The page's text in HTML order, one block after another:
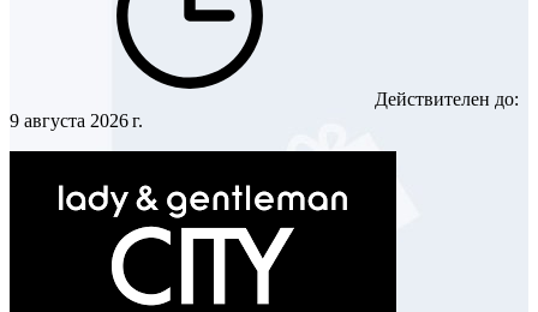
Действителен до:
9 августа 2026 г.